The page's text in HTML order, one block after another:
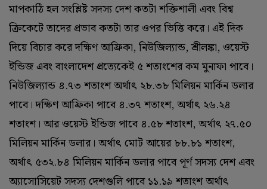
মাপকাঠি হল সংশ্লিষ্ট সদস্য দেশ কতটা শক্তিশালী এবং বিশ্ব
ক্রিকেটে তাদের প্রভাব কতটা তার ওপর ভিত্তি করে। এই দিক
দিয়ে বিচার করে দক্ষিণ আফ্রিকা, নিউজিল্যান্ড, শ্রীলঙ্কা, ওয়েস্ট
ইন্ডিজ এবং বাংলাদেশ প্রত্যেকেই ৫ শতাংশের কম মুনাফা পাবে।
নিউজিল্যান্ড ৪.৭৩ শতাংশ অর্থাৎ ২৮.৩৮ মিলিয়ন মার্কিন ডলার
পাবে। দক্ষিণ আফ্রিকা পাবে ৪.৩৭ শতাংশ, অর্থাৎ ২৬.২৪
শতাংশ। আর ওয়েস্ট ইন্ডিজ পাবে ৪.৫৮ শতাংশ, অর্থাৎ ২৭.‌৫০
মিলিয়ন মার্কিন ডলার। অর্থাৎ মোট আয়ের ৮৮.৮১ শতাংশ,
অর্থাৎ ৫৩২.৮৪ মিলিয়ন মার্কিন ডলার পাবে পূর্ণ সদস্য দেশ এবং
অ্যাসোসিয়েট সদস্য দেশগুলি পাবে ১১.১৯ শতাংশ অর্থাৎ